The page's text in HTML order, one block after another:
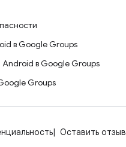
в Google Groups
в Google Groups
Groups
Оставить отзыв